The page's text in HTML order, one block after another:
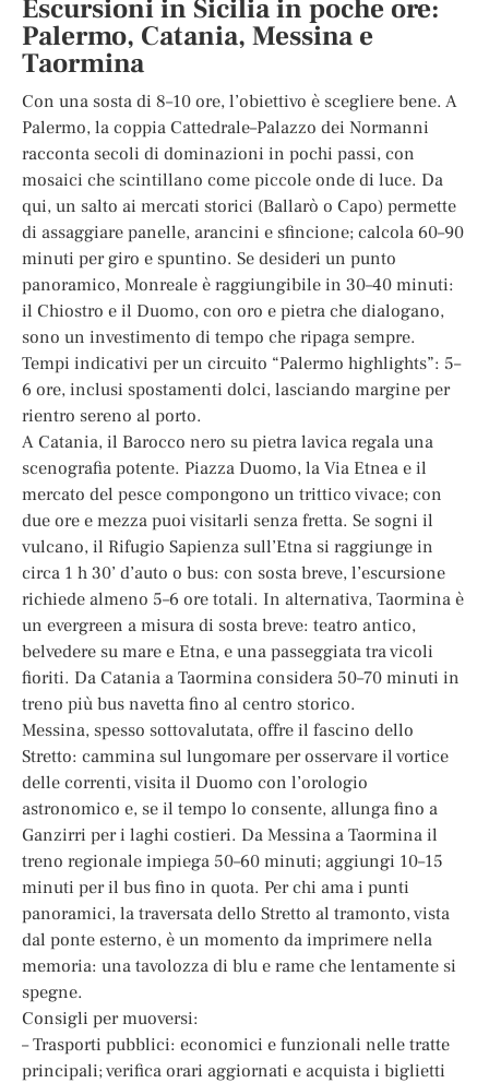
Escursioni in Sicilia in poche ore:
Palermo, Catania, Messina e
Taormina
Con una sosta di 8–10 ore, l’obiettivo è scegliere bene. A
Palermo, la coppia Cattedrale–Palazzo dei Normanni
racconta secoli di dominazioni in pochi passi, con
mosaici che scintillano come piccole onde di luce. Da
qui, un salto ai mercati storici (Ballarò o Capo) permette
di assaggiare panelle, arancini e sfincione; calcola 60–90
minuti per giro e spuntino. Se desideri un punto
panoramico, Monreale è raggiungibile in 30–40 minuti:
il Chiostro e il Duomo, con oro e pietra che dialogano,
sono un investimento di tempo che ripaga sempre.
Tempi indicativi per un circuito “Palermo highlights”: 5–
6 ore, inclusi spostamenti dolci, lasciando margine per
rientro sereno al porto.
A Catania, il Barocco nero su pietra lavica regala una
scenografia potente. Piazza Duomo, la Via Etnea e il
mercato del pesce compongono un trittico vivace; con
due ore e mezza puoi visitarli senza fretta. Se sogni il
vulcano, il Rifugio Sapienza sull’Etna si raggiunge in
circa 1 h 30’ d’auto o bus: con sosta breve, l’escursione
richiede almeno 5–6 ore totali. In alternativa, Taormina è
un evergreen a misura di sosta breve: teatro antico,
belvedere su mare e Etna, e una passeggiata tra vicoli
fioriti. Da Catania a Taormina considera 50–70 minuti in
treno più bus navetta fino al centro storico.
Messina, spesso sottovalutata, offre il fascino dello
Stretto: cammina sul lungomare per osservare il vortice
delle correnti, visita il Duomo con l’orologio
astronomico e, se il tempo lo consente, allunga fino a
Ganzirri per i laghi costieri. Da Messina a Taormina il
treno regionale impiega 50–60 minuti; aggiungi 10–15
minuti per il bus fino in quota. Per chi ama i punti
panoramici, la traversata dello Stretto al tramonto, vista
dal ponte esterno, è un momento da imprimere nella
memoria: una tavolozza di blu e rame che lentamente si
spegne.
Consigli per muoversi:
– Trasporti pubblici: economici e funzionali nelle tratte
principali; verifica orari aggiornati e acquista i biglietti